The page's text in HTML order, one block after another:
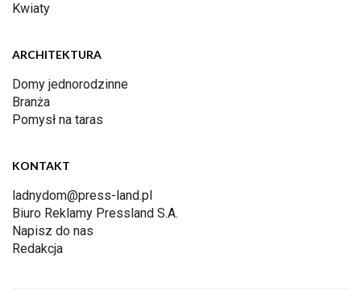
Kwiaty
ARCHITEKTURA
Domy jednorodzinne
Branża
Pomysł na taras
KONTAKT
ladnydom@press-land.pl
Biuro Reklamy Pressland S.A.
Napisz do nas
Redakcja